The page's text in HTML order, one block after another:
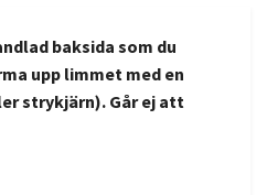
baksida som du
upp limmet med en
strykjärn). Gårej att